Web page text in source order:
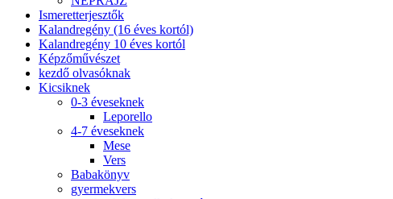
Ismeretterjesztők
Kalandregény (16 éves kortól)
Kalandregény 10 éves kortól
Képzőművészet
kezdő olvasóknak
Kicsiknek
0-3 éveseknek
Leporello
4-7 éveseknek
Mese
Vers
Babakönyv
gyermekvers